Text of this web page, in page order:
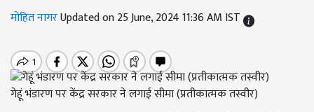
मोहित नागरUpdated on 25 June, 2024 11:36 AM IST
गेहूं भंडारण पर केंद्र सरकार ने लगाई सीमा (प्रतीकात्मक तस्वीर)